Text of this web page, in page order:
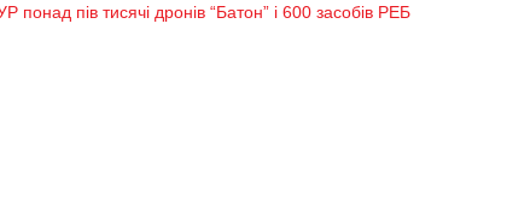
пів тисячі дронів “Батон” і 600 засобів РЕБ